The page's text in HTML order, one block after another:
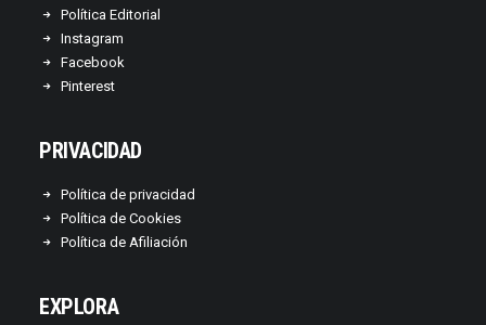
Política Editorial
Instagram
Facebook
Pinterest
PRIVACIDAD
Política de privacidad
Política de Cookies
Política de Afiliación
EXPLORA